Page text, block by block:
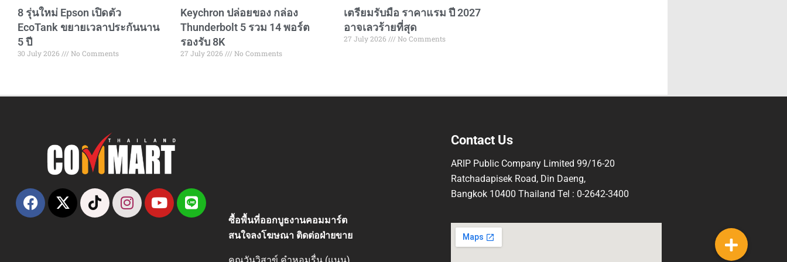
8 รุ่นใหม่ Epson เปิดตัว
EcoTank ขยายเวลาประกันนาน
5 ปี
30 July 2026 No Comments
Keychron ปล่อยของ กล่อง
Thunderbolt 5 รวม 14 พอร์ต
รองรับ 8K
27 July 2026 No Comments
เตรียมรับมือ ราคาแรม ปี 2027
อาจเลวร้ายที่สุด
27 July 2026 No Comments
ซื้อพื้นที่ออกบูธงานคอมมาร์ต
สนใจลงโฆษณา ติดต่อฝ่ายขาย
Contact Us
ARIP Public Company Limited 99/16-20
Ratchadapisek Road, Din Daeng,
Bangkok 10400 Thailand Tel : 0-2642-3400